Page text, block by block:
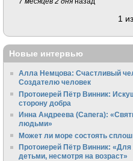
1
Новые интервью
Алла Немцова: Счастливый
Создателю человек
Протоиерей Пётр Винник:
сторону добра
Инна Андреева (Сапега):
людьми»
Может ли море состоять
Протоиерей Пётр Винник:
детьми, несмотря на возраст»